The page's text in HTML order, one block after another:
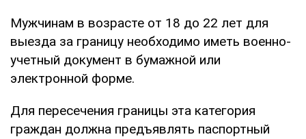
Мужчинам в возрасте от 18 до 22 лет для
выезда за границу необходимо иметь военно-
учетный документ в бумажной или
электронной форме.
Для пересечения границы эта категория
граждан должна предъявлять паспортный